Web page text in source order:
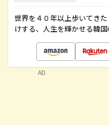
世界を４０年以上歩いてき
けする、人生を輝かせる韓
AD